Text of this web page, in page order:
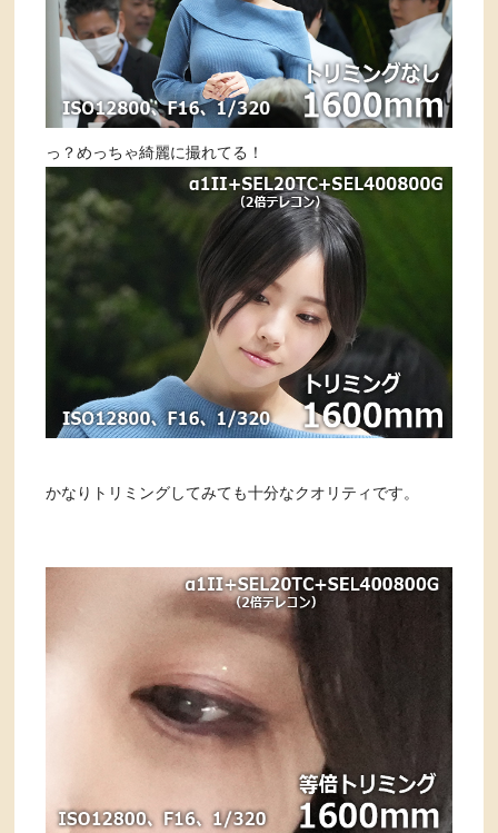
っ？めっちゃ綺麗に撮れてる！
かなりトリミングしてみても十分なクオリティです。